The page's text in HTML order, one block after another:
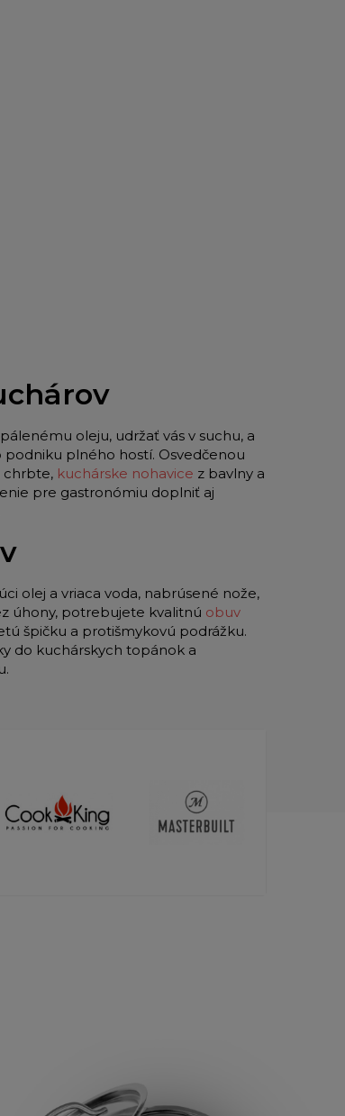
oleju, udržať vás v suchu, a
plného hostí. Osvedčenou
chrbte, kuchárske nohavice z bavlny a
pre gastronómiu doplniť aj
olej a vriaca voda, nabrúsené nože,
úhony, potrebujete kvalitnú obuv
špičku a protišmykovú podrážku.
do kuchárskych topánok a